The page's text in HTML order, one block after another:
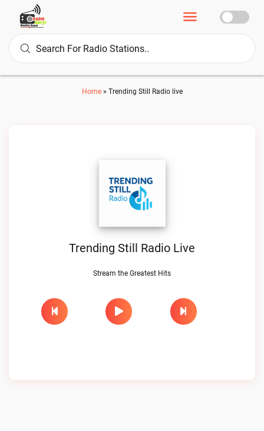
Home» Trending Still Radio live
Trending Still Radio Live
Stream the Greatest Hits